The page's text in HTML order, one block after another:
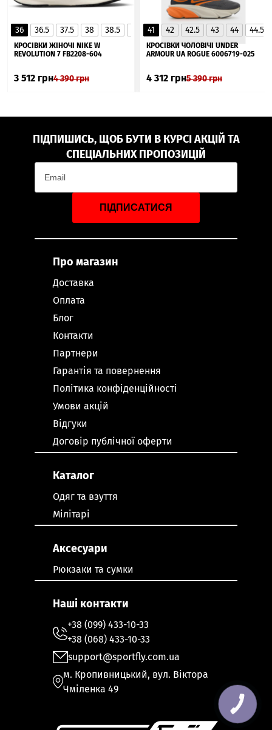
36 36.5 37.5 38 38.5 40 40.5
41
▲
КРОСІВКИ ЖІНОЧІ NIKE W
REVOLUTION 7 FB2208-604
3 512 грн4 390грн
41 42 42.5 43 44 44.5
КРОСІВКИ ЧОЛОВІЧІ UNDER
ARMOUR UA ROGUE 6006719-025
4 312 грн5 390грн
ПІДПИШИСЬ, ЩОБ БУТИ В КУРСІ АКЦІЙ ТА
СПЕЦІАЛЬНИХ ПРОПОЗИЦІЙ
ПІДПИСАТИСЯ
Про магазин
Доставка
Оплата
Блог
Контакти
Партнери
Гарантія та повернення
Політика конфіденційності
Умови акцій
Відгуки
Договір публічної оферти
Каталог
Одяг та взуття
Мілітарі
Аксесуари
Рюкзаки та сумки
Наші контакти
+38 (099) 433-10-33
+38 (068) 433-10-33
support@sportfly.com.ua
м. Кропивницький, вул. Віктора
Чміленка 49
КНОПКА
ЗВ'ЯЗКУ